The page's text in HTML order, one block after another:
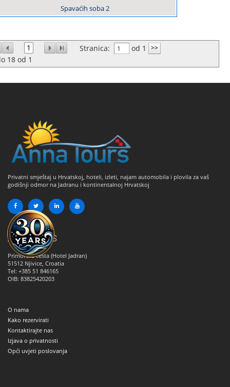
Spavaćih soba2
1 Stranica:
od 1
18 od 1
Privatni smještaj u Hrvatskoj, hoteli, izleti, najam automobila i plovila za vaš
godišnji odmor na Jadranu i kontinentalnoj Hrvatskoj
ANNA TOURS
Primorska cesta (Hotel Jadran)
51512 Njivice, Croatia
Tel: +385 51 846165
OIB: 83825420203
O nama
Kako rezervirati
Kontaktirajte nas
Izjava o privatnosti
Opći uvjeti poslovanja